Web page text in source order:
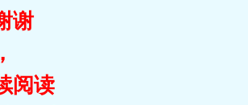
谢
阅读